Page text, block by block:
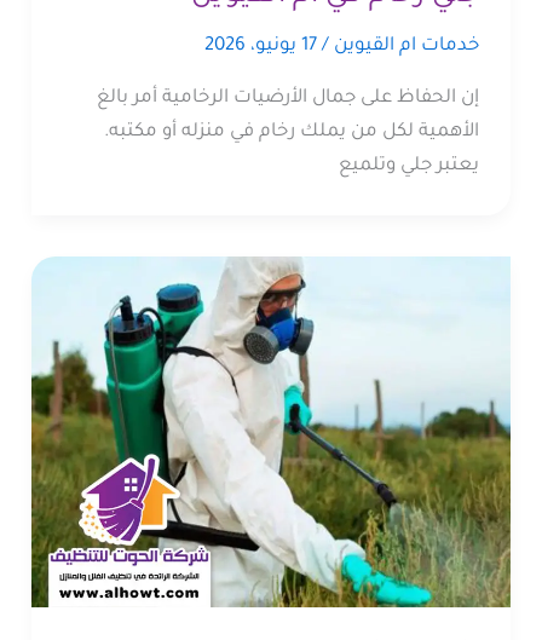
خدمات ام القيوين /17 يونيو، 2026
إن الحفاظ على جمال الأرضيات الرخامية أمر بالغ
الأهمية لكل من يملك رخام في منزله أو مكتبه.
يعتبر جلي وتلميع